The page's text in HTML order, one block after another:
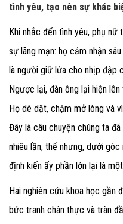
tình yêu, tạo nên sự khác
Khi nhắc đến tình yêu, phụ
sự lãng mạn: họ cảm nhận
là người giữ lửa cho nhịp đập
Ngược lại, đàn ông lại hiện
Họ dè dặt, chậm mở lòng và
Đây là câu chuyện chúng ta
nhiêu lần, thế nhưng, dưới
định kiến ấy phần lớn lại là
Hai nghiên cứu khoa học gần
bức tranh chân thực và tràn